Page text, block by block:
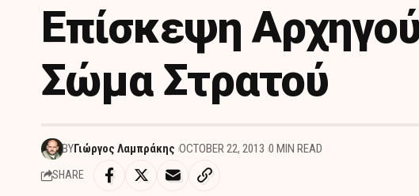
Επίσκεψη
Σώμα Στρατού
BYΓιώργος Λαμπράκης OCTOBER 22, 2013 0 MIN READ
SHARE